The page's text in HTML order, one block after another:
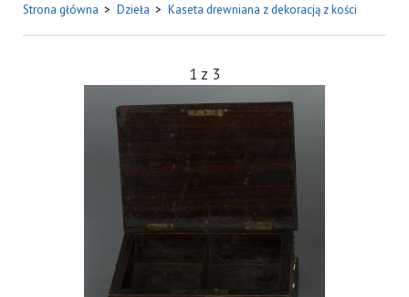
Strona główna > Dzieła > Kaseta drewniana z dekoracją z kości
1 z 3